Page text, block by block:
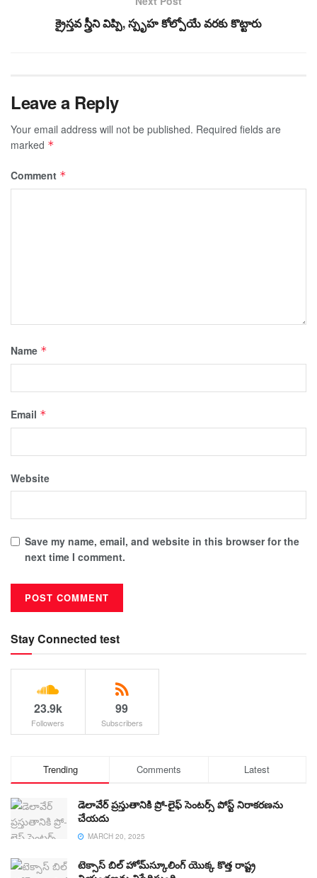
క్రైస్తవ స్త్రీని విప్పి, స్పృహ కోల్పోయే వరకు కొట్టారు
Leave a Reply
Your email address will not be published. Required fields are
marked *
Comment *
Name *
Email *
Website
Save my name, email, and website in this browser for the
next time I comment.
Stay Connected test
23.9k
Followers
99
Subscribers
Trending Comments Latest
డెలావేర్ ప్రస్తుతానికి ప్రో-లైఫ్ సెంటర్స్ పోస్ట్ నిరాకరణను
చేయదు
MARCH 20, 2025
టెక్సాస్ బిల్ హోమ్‌స్కూలింగ్ యొక్క కొత్త రాష్ట్ర